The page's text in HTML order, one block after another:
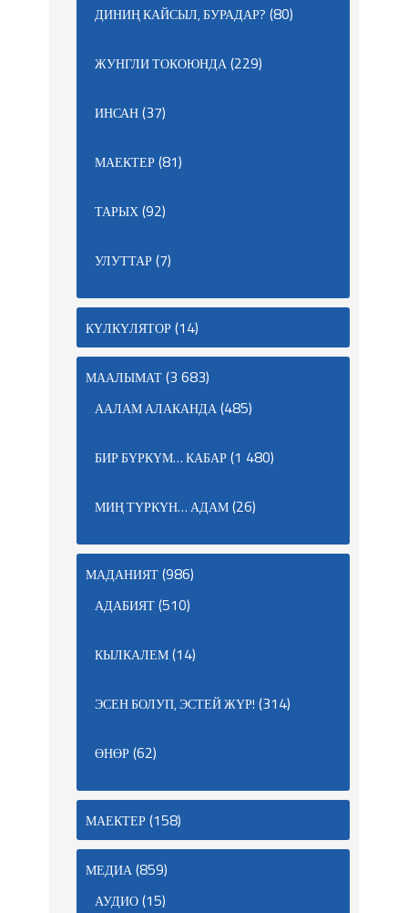
ДИНИҢ КАЙСЫЛ, БУРАДАР? (80)
ЖУНГЛИ ТОКОЮНДА(229)
ИНСАН(37)
МАЕКТЕР(81)
ТАРЫХ(92)
УЛУТТАР(7)
КҮЛКҮЛЯТОР(14)
МААЛЫМАТ(3 683)
ААЛАМ АЛАКАНДА(485)
БИР БҮРКҮМ… КАБАР(1 480)
МИҢ ТҮРКҮН… АДАМ(26)
МАДАНИЯТ(986)
АДАБИЯТ(510)
КЫЛКАЛЕМ(14)
ЭСЕН БОЛУП, ЭСТЕЙ ЖҮР! (314)
ӨНӨР(62)
МАЕКТЕР(158)
МЕДИА(859)
АУДИО(15)